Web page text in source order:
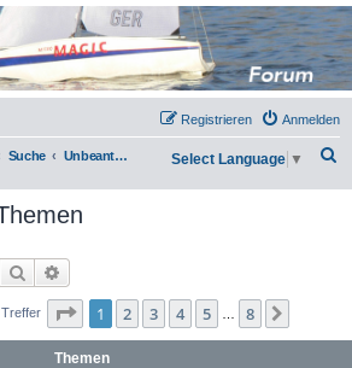
Anmelden
Registrieren
Suche Unbeantwortete Themen Select Language ▼
Suche
Seite 1von
1 2 3 4 5 8
Themen